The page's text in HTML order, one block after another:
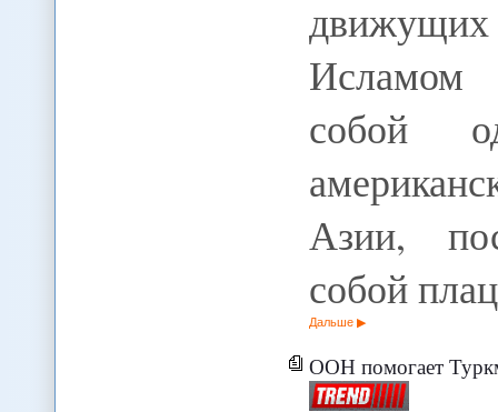
Исламом
собой
Азии,
собой
Дальше
ООН помогает